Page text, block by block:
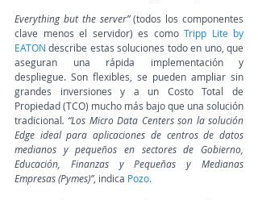
Everything but the server” (todos los componentes
clave menos el servidor) es como Tripp Lite by
EATON describe estas soluciones todo en uno, que
aseguran una rápida implementación y
despliegue. Son flexibles, se pueden ampliar sin
grandes inversiones y a un Costo Total de
Propiedad (TCO) mucho más bajo que una solución
tradicional. “Los Micro Data Centers son la solución
Edge ideal para aplicaciones de centros de datos
medianos y pequeños en sectores de Gobierno,
Educación, Finanzas y Pequeñas y Medianas
Empresas (Pymes)”, indica Pozo.